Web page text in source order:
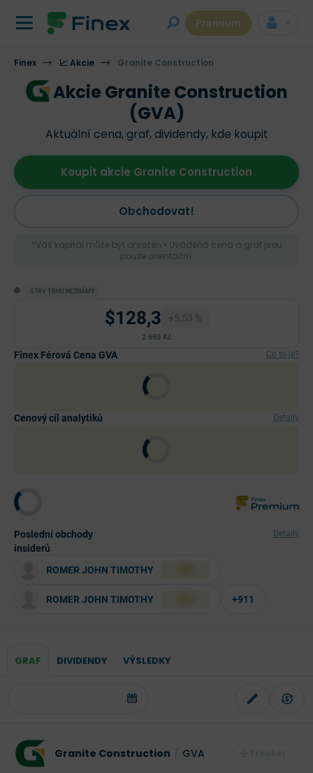
Premium
Finex 📈 Akcie Granite Construction
Akcie Granite Construction
(GVA)
Aktuální cena, graf, dividendy, kde koupit
Obchodovat!
Koupit akcie Granite Construction
*Váš kapitál může být ohrožen • Uváděná cena a graf jsou
pouze orientační.
STAV TRHU NEZNÁMÝ
$128,3 +5,53 %
2 693 Kč
Finex Férová Cena GVA Co to je?
Cenový cíl analytiků Detaily
Poslední obchody
insiderů
Detaily
ROMER JOHN TIMOTHY
ROMER JOHN TIMOTHY +911
GRAF DIVIDENDY VÝSLEDKY
Granite Construction GVA